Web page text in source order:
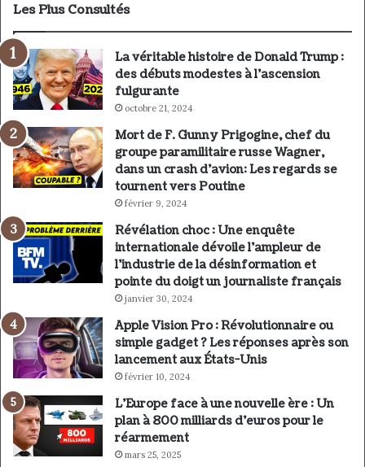
Les Plus Consultés
La véritable histoire de Donald Trump :
des débuts modestes à l’ascension
fulgurante
octobre 21, 2024
Mort de F. Gunny Prigogine, chef du
groupe paramilitaire russe Wagner,
dans un crash d’avion: Les regards se
tournent vers Poutine
février 9, 2024
Révélation choc : Une enquête
internationale dévoile l’ampleur de
l’industrie de la désinformation et
pointe du doigt un journaliste français
janvier 30, 2024
Apple Vision Pro : Révolutionnaire ou
simple gadget ? Les réponses après son
lancement aux États-Unis
février 10, 2024
L’Europe face à une nouvelle ère : Un
plan à 800 milliards d’euros pour le
réarmement
mars 25, 2025